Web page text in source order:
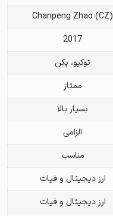
Chanpeng Zhao (CZ)
2017
توکیو، پکن
ممتاز
بسیار بالا
الزامی
مناسب
ارز دیجیتال و فیات
ارز دیجیتال و فیات